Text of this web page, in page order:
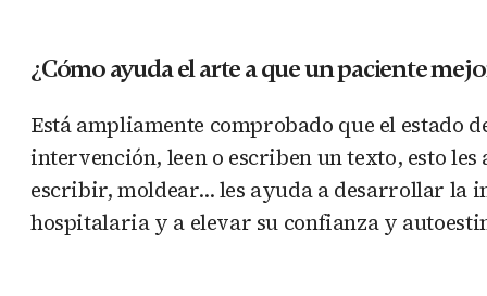
¿Cómo ayuda el arte a que un paciente
Está ampliamente comprobado que el estado
intervención, leen o escriben un texto, esto
escribir, moldear… les ayuda a desarrollar la
hospitalaria y a elevar su confianza y